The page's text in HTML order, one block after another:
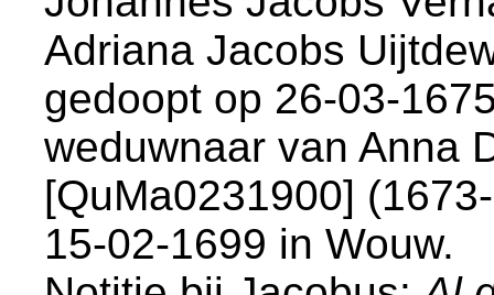
Adriana Jacobs
gedoopt op 26-03-
weduwnaar van Anna
[QuMa0231900]
15-02-1699 in Wouw.